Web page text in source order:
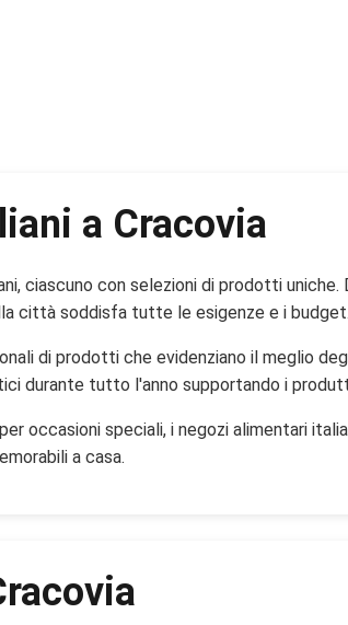
a Cracovia
ciascuno con selezioni di prodotti
città soddisfa tutte le esigenze e i budget.
di prodotti che evidenziano il meglio
durante tutto l'anno supportando i
occasioni speciali, i negozi alimentari
a casa.